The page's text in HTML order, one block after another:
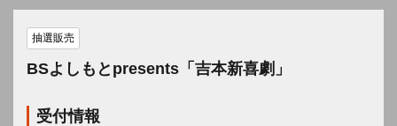
抽選販売
BSよしもとpresents「吉本新喜劇」
受付情報